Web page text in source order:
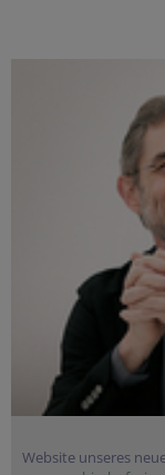
Website unseres